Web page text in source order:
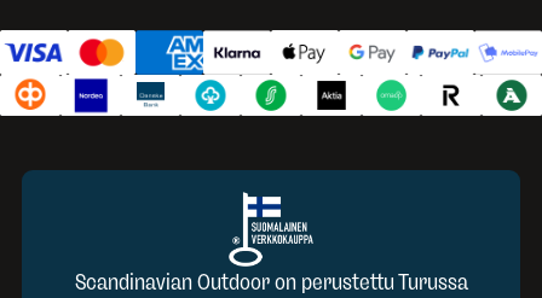
Scandinavian Outdoor on perustettu Turussa